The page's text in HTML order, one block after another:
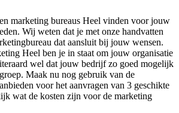
marketing bureaus Heel vinden voor jouw
Wij weten dat je met onze handvatten
dat aansluit bij jouw wensen.
Heel ben je in staat om jouw organisatie
wel dat jouw bedrijf zo goed mogelijk
Maak nu nog gebruik van de
voor het aanvragen van 3 geschikte
wat de kosten zijn voor de marketing